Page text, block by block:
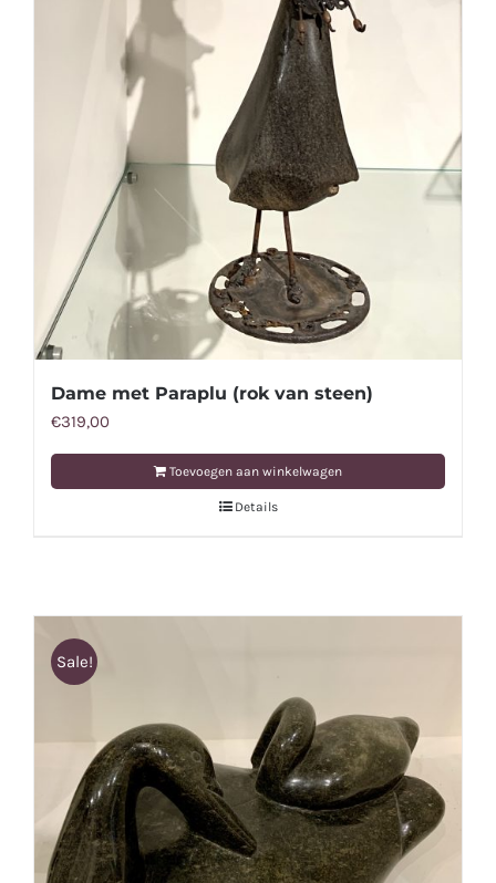
Dame met Paraplu (rok van steen)
€319,00
Toevoegen aan winkelwagen
Details
Sale!